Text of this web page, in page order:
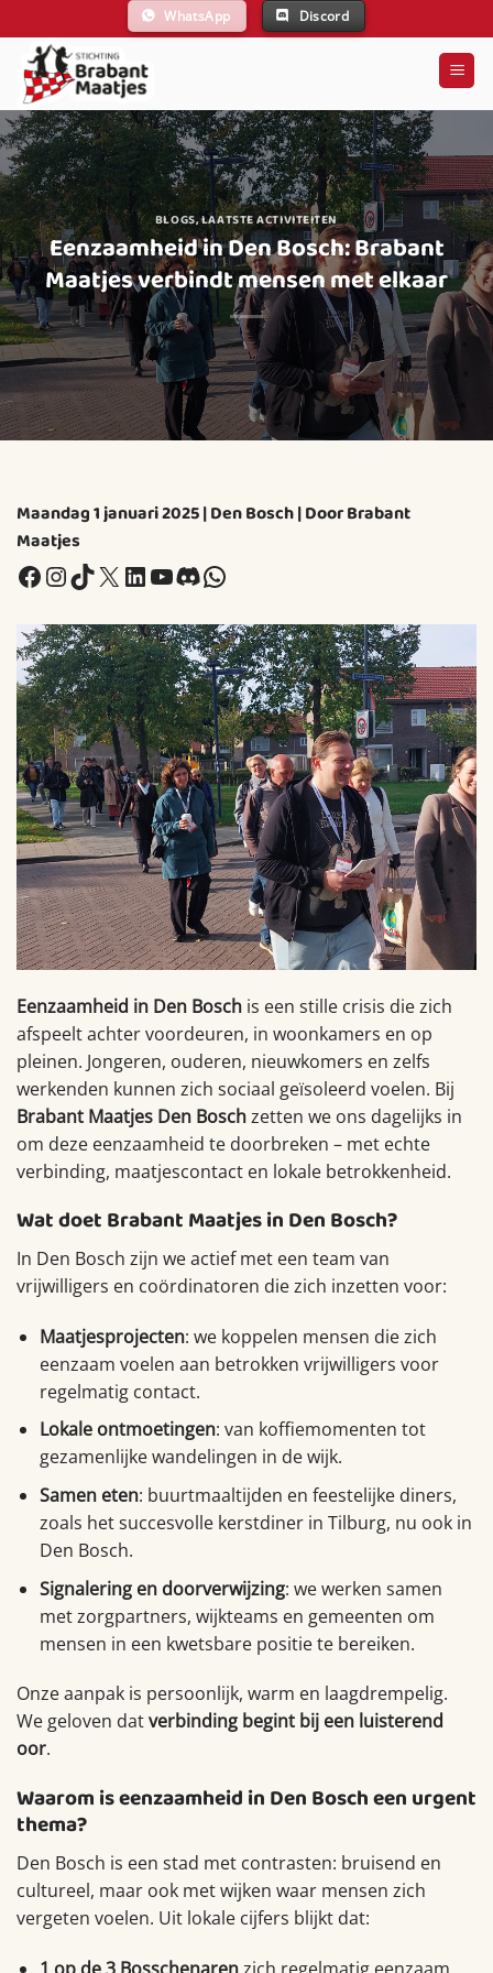
naar
inhoud
WhatsApp Discord
BLOGS,LAATSTE ACTIVITEITEN
Eenzaamheid in Den Bosch: Brabant
Maatjes verbindt mensen met elkaar
Maandag 1 januari 2025 | Den Bosch | Door Brabant
Maatjes
Facebook
Instagram
TikTok
X LinkedIn
YouTube
Discord
WhatsApp
Eenzaamheid in Den Bosch is een stille crisis die zich
afspeelt achter voordeuren, in woonkamers en op
pleinen. Jongeren, ouderen, nieuwkomers en zelfs
werkenden kunnen zich sociaal geïsoleerd voelen. Bij
Brabant Maatjes Den Boschzetten we ons dagelijks in
om deze eenzaamheid te doorbreken – met echte
verbinding, maatjescontact en lokale betrokkenheid.
Wat doet Brabant Maatjes in Den Bosch?
In Den Bosch zijn we actief met een team van
vrijwilligers en coördinatoren die zich inzetten voor:
Maatjesprojecten: we koppelen mensen die zich
eenzaam voelen aan betrokken vrijwilligers voor
regelmatig contact.
Lokale ontmoetingen: van koffiemomenten tot
gezamenlijke wandelingen in de wijk.
Samen eten: buurtmaaltijden en feestelijke diners,
zoals het succesvolle kerstdiner in Tilburg, nu ook in
Den Bosch.
Signalering en doorverwijzing: we werken samen
met zorgpartners, wijkteams en gemeenten om
mensen in een kwetsbare positie te bereiken.
Onze aanpak is persoonlijk, warm en laagdrempelig.
We geloven datverbinding begint bij een luisterend
oor.
Waarom is eenzaamheid in Den Bosch een urgent
thema?
Den Bosch is een stad met contrasten: bruisend en
cultureel, maar ook met wijken waar mensen zich
vergeten voelen. Uit lokale cijfers blijkt dat:
1 op de 3 Bosschenarenzich regelmatig eenzaam